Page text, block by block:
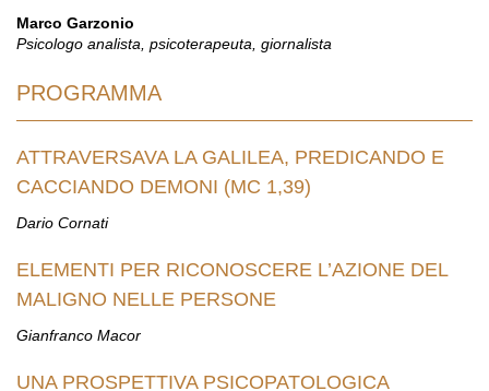
Marco Garzonio
Psicologo analista, psicoterapeuta, giornalista
PROGRAMMA
ATTRAVERSAVA LA GALILEA, PREDICANDO E
CACCIANDO DEMONI (MC 1,39)
Dario Cornati
ELEMENTI PER RICONOSCERE L’AZIONE DEL
MALIGNO NELLE PERSONE
Gianfranco Macor
UNA PROSPETTIVA PSICOPATOLOGICA